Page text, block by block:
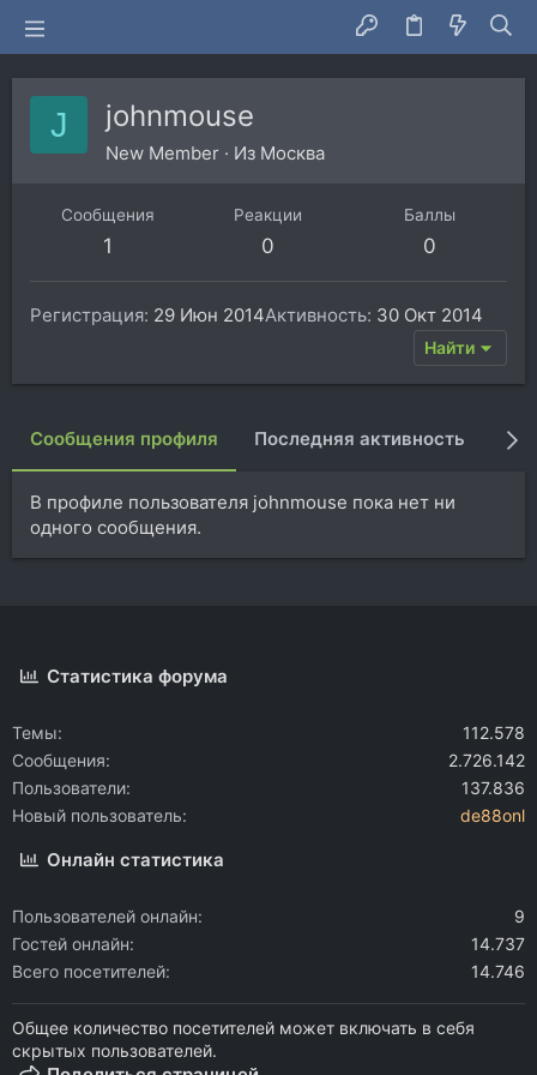
J johnmouse
New Member · Из Москва
Сообщения
1
Реакции
0
Баллы
0
Регистрация 29 Июн 2014Активность 30 Окт 2014
Найти
Сообщения профиля Последняя активность
В профиле пользователя johnmouse пока нет ни
одного сообщения.
Статистика форума
Темы
112.578
Сообщения
2.726.142
Пользователи
137.836
Новый пользователь
de88onl
Онлайн статистика
Пользователей онлайн
9
Гостей онлайн
14.737
Всего посетителей
14.746
Общее количество посетителей может включать в себя
скрытых пользователей.